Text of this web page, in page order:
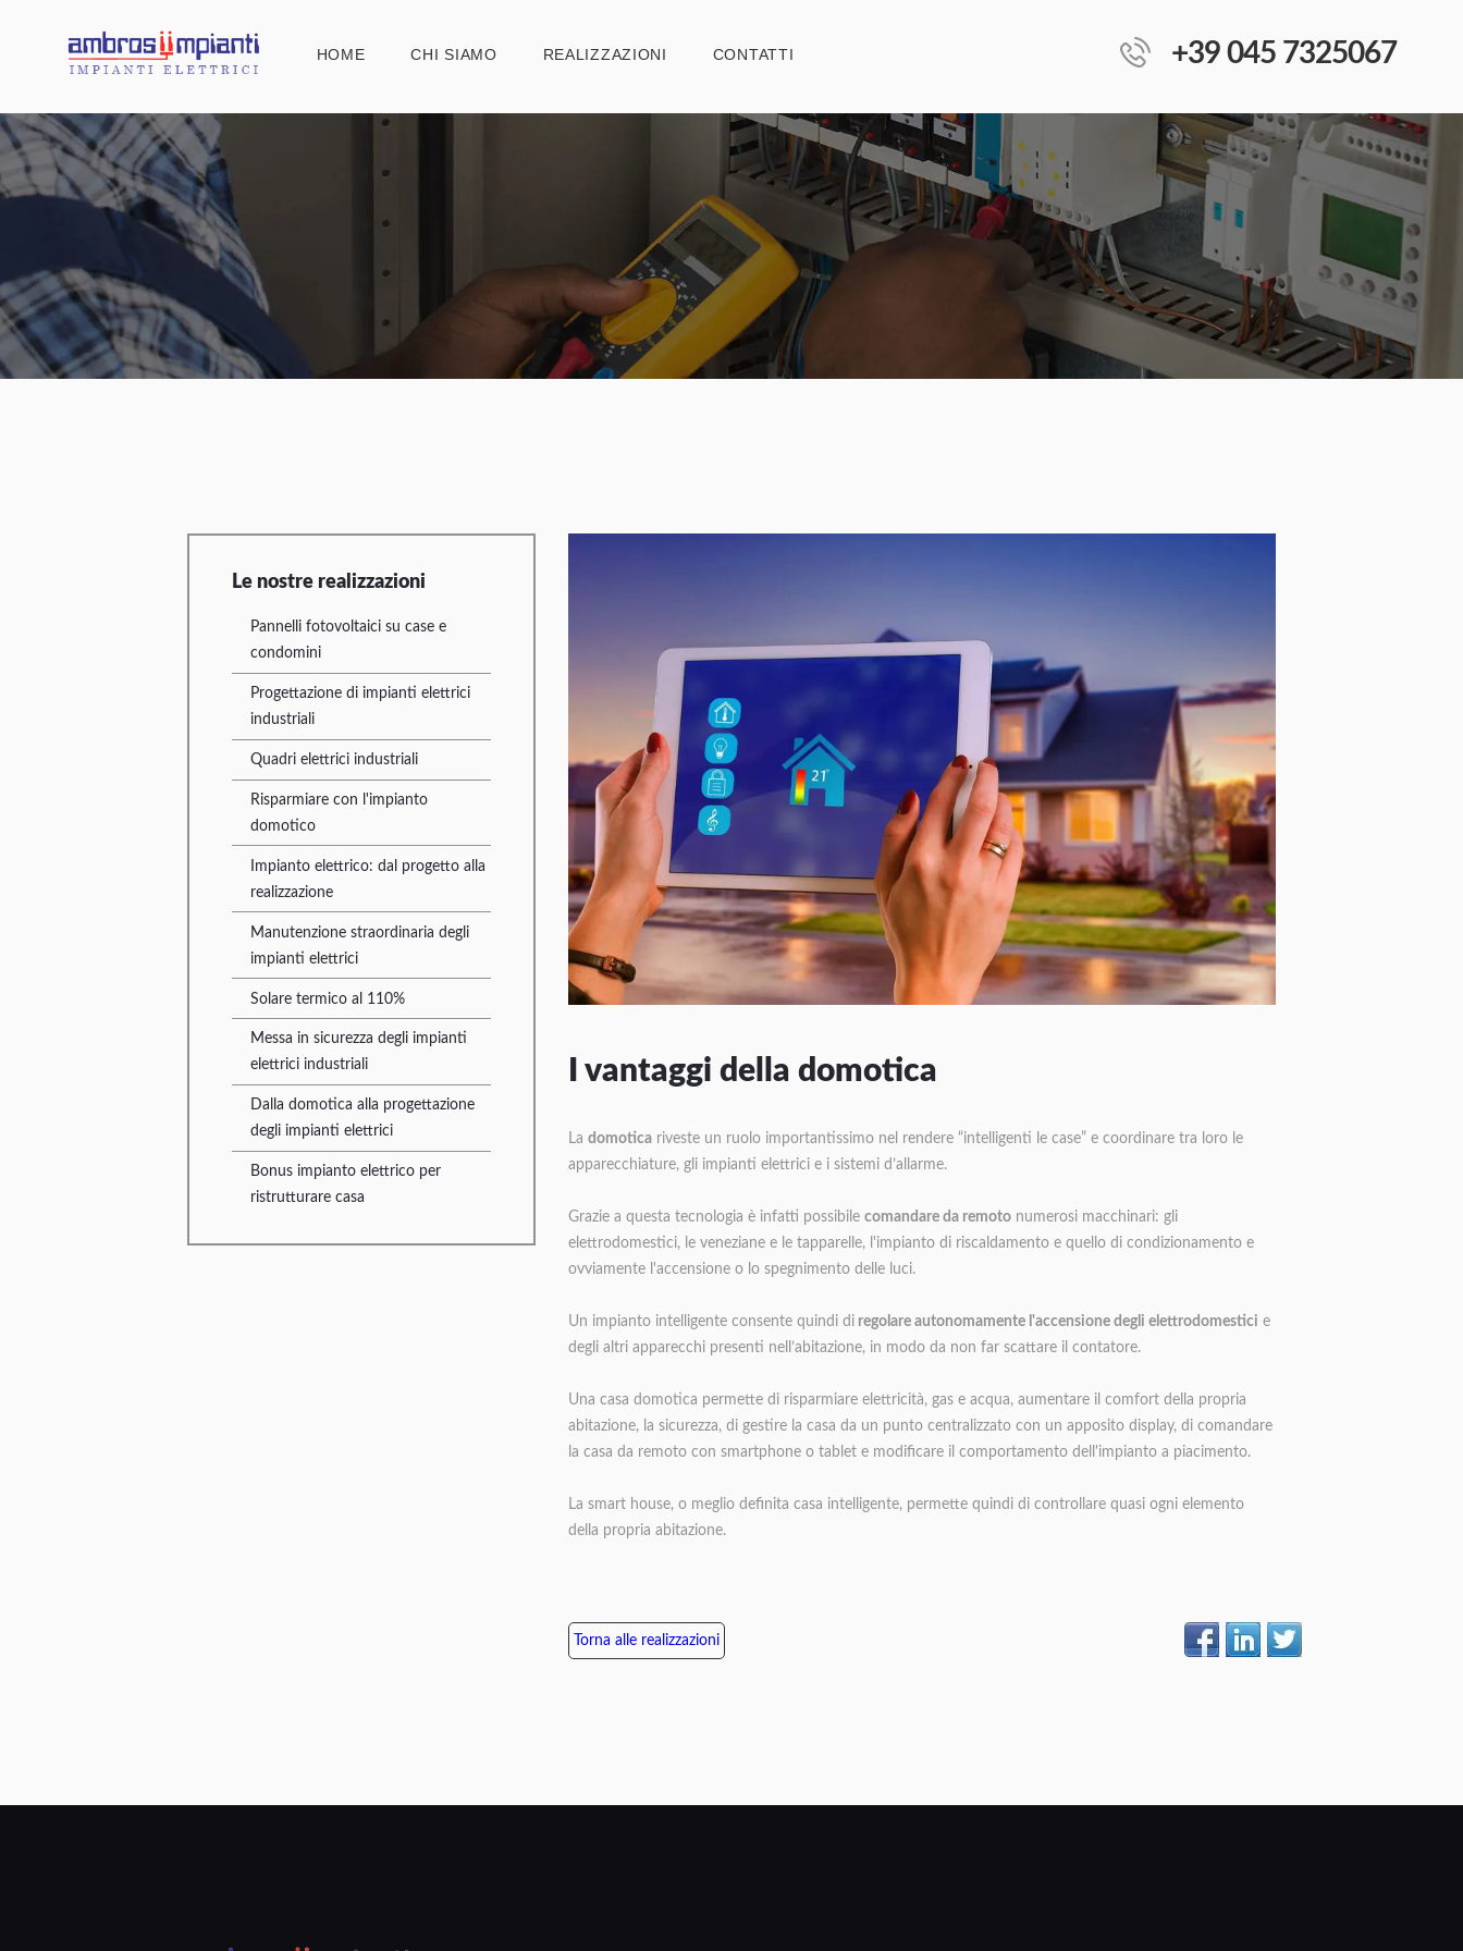
HOME CHI SIAMO REALIZZAZIONI CONTATTI +39 045 7325067
REALIZZAZIONI
I vantaggi della domotica
La domotica riveste un ruolo importantissimo nel rendere “intelligenti le case” e coordinare tra loro le
apparecchiature, gli impianti elettrici e i sistemi d’allarme.
Grazie a questa tecnologia è infatti possibile comandare da remoto numerosi macchinari: gli
elettrodomestici, le veneziane e le tapparelle, l'impianto di riscaldamento e quello di condizionamento e
ovviamente l'accensione o lo spegnimento delle luci.
Un impianto intelligente consente quindi di regolare autonomamente l'accensione degli elettrodomestici e
degli altri apparecchi presenti nell’abitazione, in modo da non far scattare il contatore.
Una casa domotica permette di risparmiare elettricità, gas e acqua, aumentare il comfort della propria
abitazione, la sicurezza, di gestire la casa da un punto centralizzato con un apposito display, di comandare
la casa da remoto con smartphone o tablet e modificare il comportamento dell'impianto a piacimento.
La smart house, o meglio definita casa intelligente, permette quindi di controllare quasi ogni elemento
della propria abitazione.
Torna alle realizzazioni
Le nostre realizzazioni
Pannelli fotovoltaici su case e
condomini
Progettazione di impianti elettrici
industriali
Quadri elettrici industriali
Risparmiare con l'impianto
domotico
Impianto elettrico: dal progetto alla
realizzazione
Manutenzione straordinaria degli
impianti elettrici
Solare termico al 110%
Messa in sicurezza degli impianti
elettrici industriali
Dalla domotica alla progettazione
degli impianti elettrici
Bonus impianto elettrico per
ristrutturare casa